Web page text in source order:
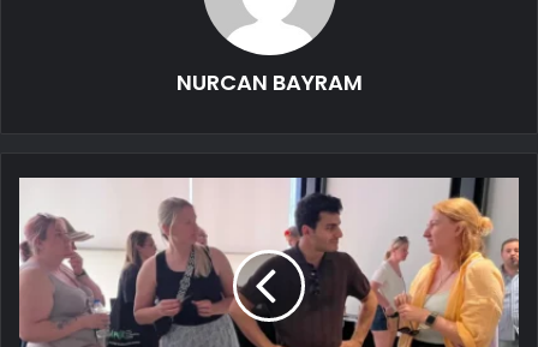
NURCAN BAYRAM